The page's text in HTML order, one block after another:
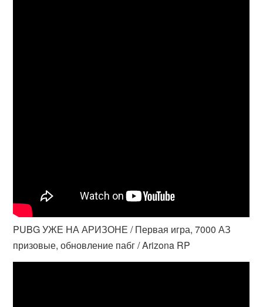
PUBG УЖЕ НА АРИЗОНЕ / Первая игра, 7000 АЗ
призовые, обновление пабг / Arizona RP